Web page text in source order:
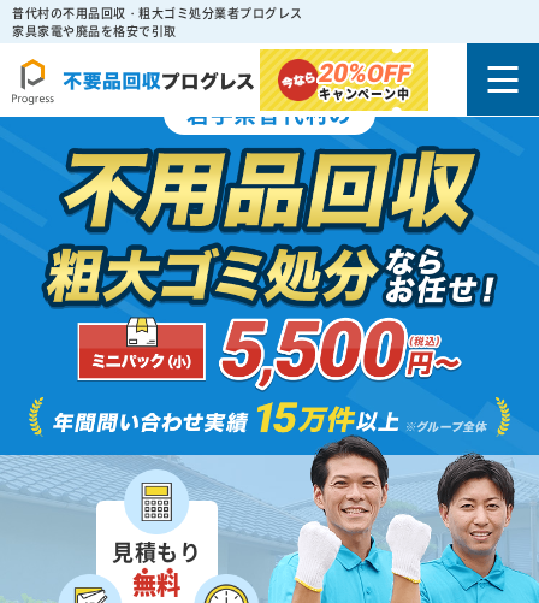
普代村の不用品回収・粗大ゴミ処分業者プログレス
家具家電や廃品を格安で引取
20%OFF
キャンペーン中
岩手県普代村の
見積もり
無料